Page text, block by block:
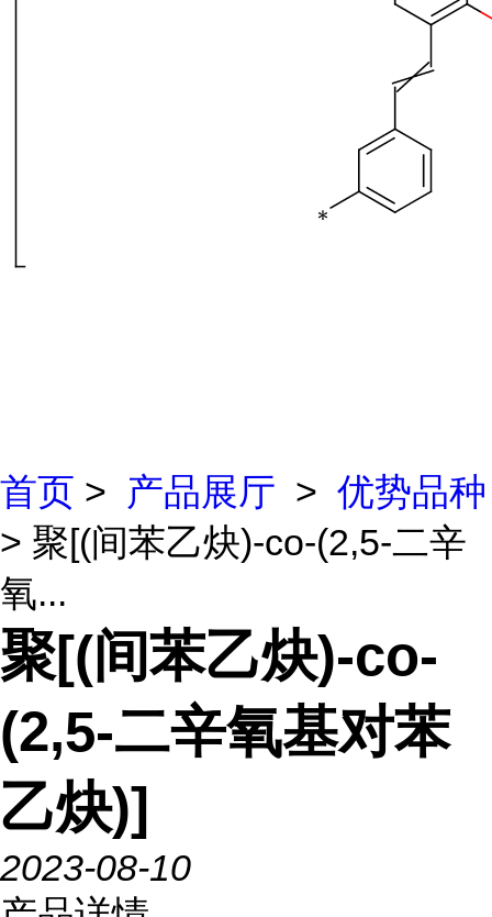
首页 > 产品展厅 > 优势品种
> 聚[(间苯乙炔)-co-(2,5-二辛
氧...
聚[(间苯乙炔)-co-
(2,5-二辛氧基对苯
乙炔)]
2023-08-10